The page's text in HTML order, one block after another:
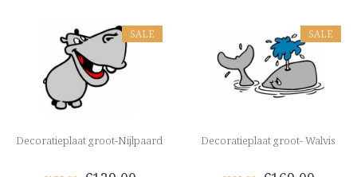
SALE
Decoratieplaat groot-Nijlpaard
SALE
Decoratieplaat groot- Walvis